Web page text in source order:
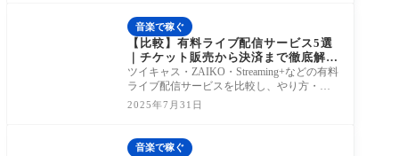
音楽で稼ぐ
【比較】有料ライブ配信サービス5選
｜チケット販売から決済まで徹底解説
【2025年版】
ツイキャス・ZAIKO・Streaming+などの有料
ライブ配信サービスを比較し、やり方・決
済方法・インディーズバンド向けの現実的
選択肢も紹
2025年7月31日
音楽で稼ぐ